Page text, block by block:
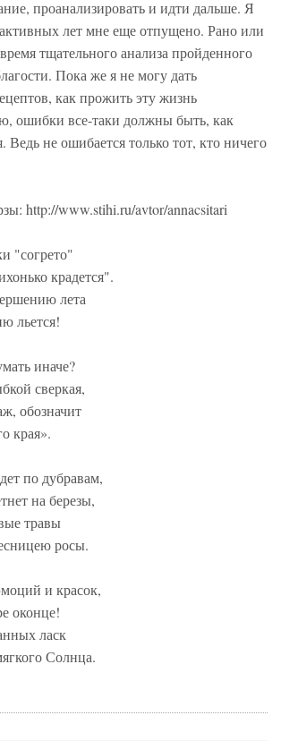
проанализировать и идти дальше. Я
лет мне еще отпущено. Рано или
тщательного анализа пройденного
Пока же я не могу дать
как прожить эту жизнь
ошибки все-таки должны быть, как
Ведь не ошибается только тот, кто ничего
http://www.stihi.ru/avtor/annacsitari
"согрето"
крадется".
лета
льется!
иначе?
сверкая,
обозначит
края».
по дубравам,
на березы,
травы
росы.
и красок,
оконце!
ласк
Солнца.